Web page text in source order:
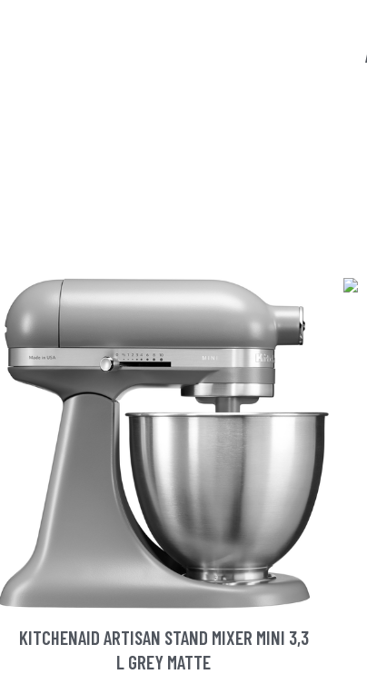
KITCHENAID ARTISAN STAND MIXER MINI 3,3
L GREY MATTE